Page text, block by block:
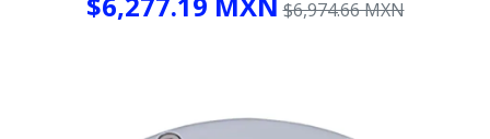
$6,974.66 MXN